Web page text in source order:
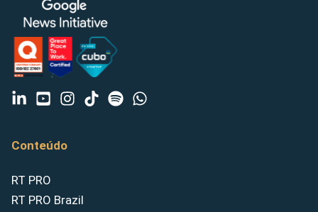
Conteúdo
RT PRO
RT PRO Brazil